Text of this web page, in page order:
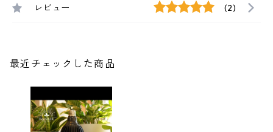
レビュー (2)
最近チェックした商品